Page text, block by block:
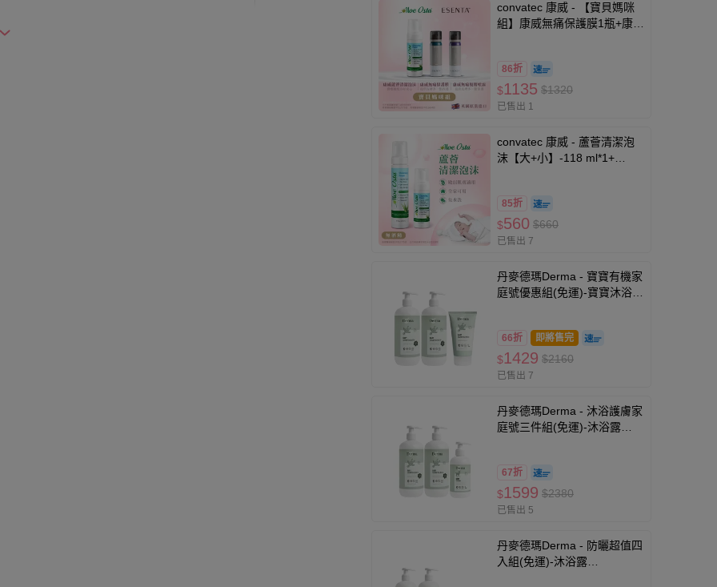
convatec 康威 - 【寶貝媽咪
組】康威無痛保護膜1瓶+康威
86折
$1135 $1320
已售出 1
convatec 康威 - 蘆薈清潔泡
沫【大+小】-118 ml*1+
85折
$560 $660
已售出 7
丹麥德瑪Derma - 寶寶有機家
庭號優惠組(免運)-寶寶沐浴露
66折 即將售完
$1429 $2160
已售出 7
丹麥德瑪Derma - 沐浴護膚家
庭號三件組(免運)-沐浴露
67折
$1599 $2380
已售出 5
丹麥德瑪Derma - 防曬超值四
入組(免運)-沐浴露